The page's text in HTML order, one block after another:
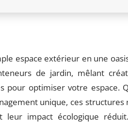
espace extérieur en une
de jardin, mêlant
pour optimiser votre espace.
unique, ces
leur impact écologique